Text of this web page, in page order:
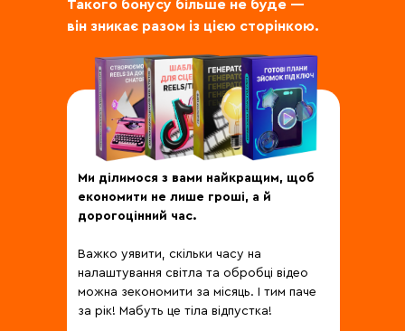
Ми ділимося з вами найкращим, щоб
економити не лише гроші, а й
дорогоцінний час.
Важко уявити, скільки часу на
налаштування світла та обробці відео
можна зекономити за місяць. І тим паче
за рік! Мабуть це тіла відпустка!
Такого бонусу більше не буде —
він зникає разом із цією сторінкою.